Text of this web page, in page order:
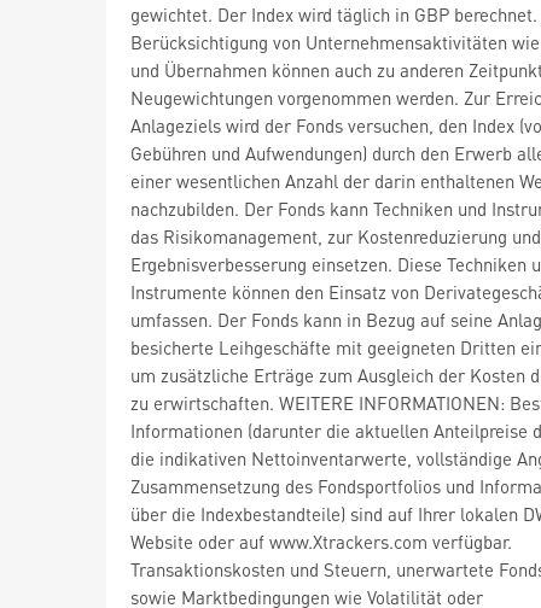
gewichtet. Der Index wird täglich in GBP
Berücksichtigung von Unternehmensaktivitäten
und Übernahmen können auch zu anderen
Neugewichtungen vorgenommen werden. Zur
Anlageziels wird der Fonds versuchen, den Index
Gebühren und Aufwendungen) durch den Erwerb
einer wesentlichen Anzahl der darin enthaltenen
nachzubilden. Der Fonds kann Techniken und
das Risikomanagement, zur Kostenreduzierung
Ergebnisverbesserung einsetzen. Diese Techniken
Instrumente können den Einsatz von
umfassen. Der Fonds kann in Bezug auf seine
besicherte Leihgeschäfte mit geeigneten Dritten
um zusätzliche Erträge zum Ausgleich der Kosten
zu erwirtschaften. WEITERE INFORMATIONEN:
Informationen (darunter die aktuellen Anteilpreise
die indikativen Nettoinventarwerte, vollständige
Zusammensetzung des Fondsportfolios und
über die Indexbestandteile) sind auf Ihrer lokalen
Website oder auf www.Xtrackers.com verfügbar.
Transaktionskosten und Steuern, unerwartete
sowie Marktbedingungen wie Volatilität oder